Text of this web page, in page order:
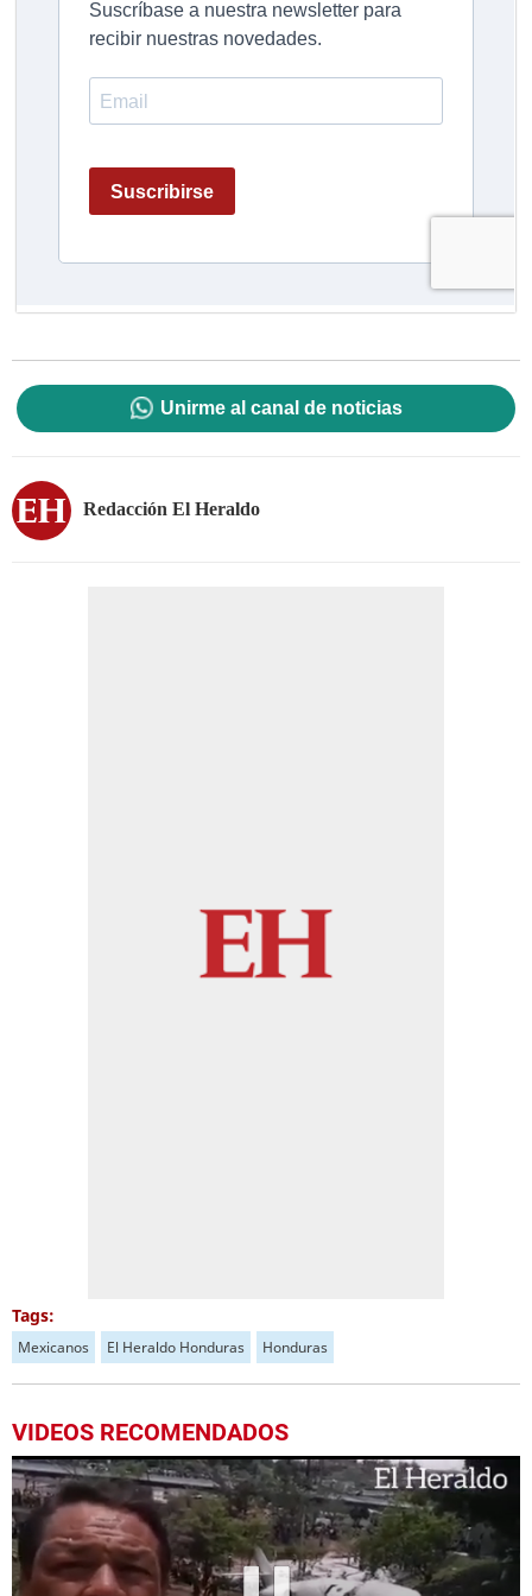
Unirme al canal de noticias
Redacción El Heraldo
Tags:
Mexicanos El Heraldo Honduras Honduras
VIDEOS RECOMENDADOS